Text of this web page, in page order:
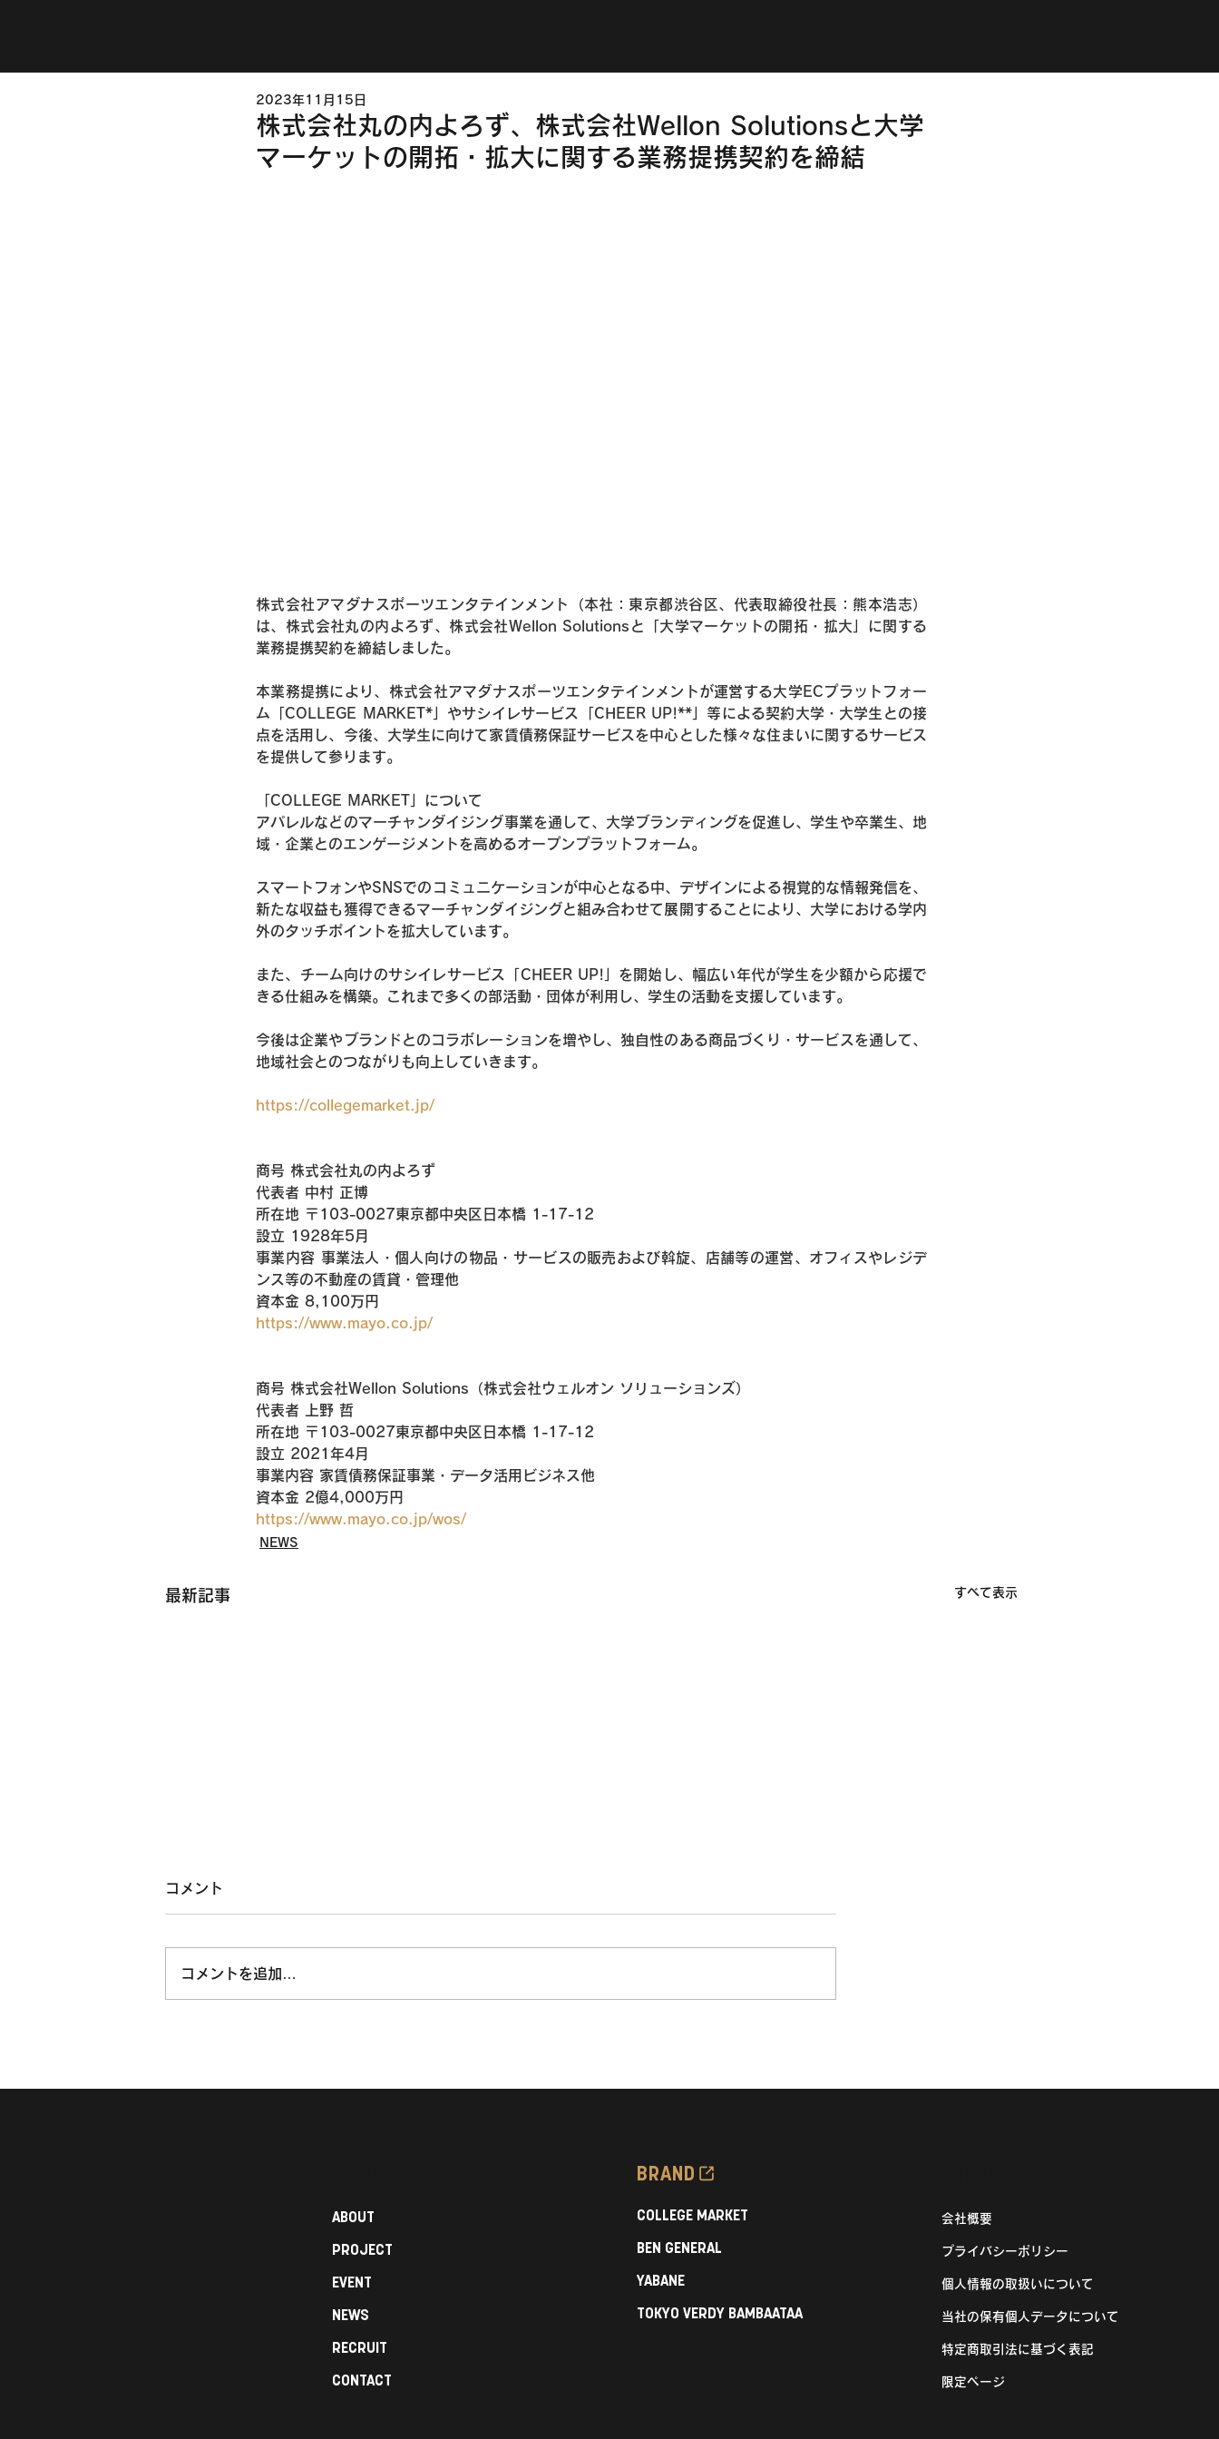
株式会社丸の内よろず、株式会社Wellon Solutionsと大学
マーケットの開拓・拡大に関する業務提携契約を締結
2023年11月15日
株式会社アマダナスポーツエンタテインメント（本社：東京都渋谷区、代表取締役社長：熊本浩志）
は、株式会社丸の内よろず、株式会社Wellon Solutionsと「大学マーケットの開拓・拡大」に関する
業務提携契約を締結しました。
本業務提携により、株式会社アマダナスポーツエンタテインメントが運営する大学ECプラットフォー
ム「COLLEGE MARKET*」やサシイレサービス「CHEER UP!**」等による契約大学・大学生との接
点を活用し、今後、大学生に向けて家賃債務保証サービスを中心とした様々な住まいに関するサービス
を提供して参ります。
「COLLEGE MARKET」について
アパレルなどのマーチャンダイジング事業を通して、大学ブランディングを促進し、学生や卒業生、地
域・企業とのエンゲージメントを高めるオープンプラットフォーム。
スマートフォンやSNSでのコミュニケーションが中心となる中、デザインによる視覚的な情報発信を、
新たな収益も獲得できるマーチャンダイジングと組み合わせて展開することにより、大学における学内
外のタッチポイントを拡大しています。
また、チーム向けのサシイレサービス「CHEER UP!」を開始し、幅広い年代が学生を少額から応援で
きる仕組みを構築。これまで多くの部活動・団体が利用し、学生の活動を支援しています。
今後は企業やブランドとのコラボレーションを増やし、独自性のある商品づくり・サービスを通して、
地域社会とのつながりも向上していきます。
https://collegemarket.jp/
商号 株式会社丸の内よろず
代表者 中村 正博
所在地 〒103-0027東京都中央区日本橋 1-17-12
設立 1928年5月
事業内容 事業法人・個人向けの物品・サービスの販売および斡旋、店舗等の運営、オフィスやレジデ
ンス等の不動産の賃貸・管理他
資本金 8,100万円
https://www.mayo.co.jp/
商号 株式会社Wellon Solutions（株式会社ウェルオン ソリューションズ）
代表者 上野 哲
所在地 〒103-0027東京都中央区日本橋 1-17-12
設立 2021年4月
事業内容 家賃債務保証事業・データ活用ビジネス他
資本金 2億4,000万円
https://www.mayo.co.jp/wos/
NEWS
最新記事 すべて表示
コメント
コメントを追加…
ABOUT
PROJECT
EVENT
NEWS
RECRUIT
CONTACT
BRAND
COLLEGE MARKET
BEN GENERAL
YABANE
TOKYO VERDY BAMBAATAA
会社概要
プライバシーポリシー
個人情報の取扱いについて
当社の保有個人データについて
特定商取引法に基づく表記
限定ページ